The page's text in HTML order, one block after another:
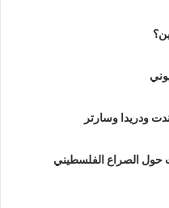
ودريدا وسارتر
الصراع الفلسطيني